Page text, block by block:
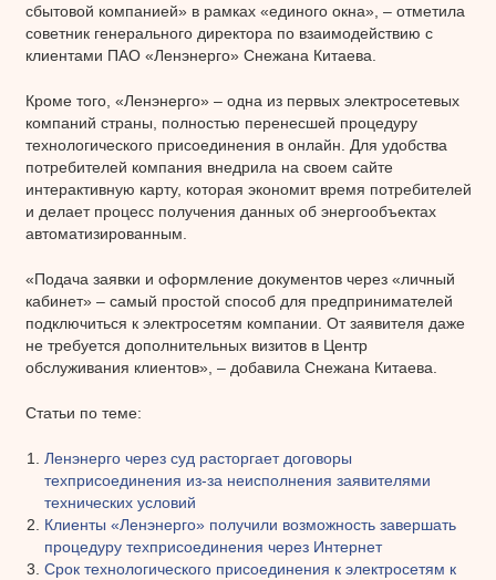
сбытовой компанией» в рамках «единого окна», – отметила
советник генерального директора по взаимодействию с
клиентами ПАО «Ленэнерго» Снежана Китаева.
Кроме того, «Ленэнерго» – одна из первых электросетевых
компаний страны, полностью перенесшей процедуру
технологического присоединения в онлайн. Для удобства
потребителей компания внедрила на своем сайте
интерактивную карту, которая экономит время потребителей
и делает процесс получения данных об энергообъектах
автоматизированным.
«Подача заявки и оформление документов через «личный
кабинет» – самый простой способ для предпринимателей
подключиться к электросетям компании. От заявителя даже
не требуется дополнительных визитов в Центр
обслуживания клиентов», – добавила Снежана Китаева.
Статьи по теме:
Ленэнерго через суд расторгает договоры
техприсоединения из-за неисполнения заявителями
технических условий
Клиенты «Ленэнерго» получили возможность завершать
процедуру техприсоединения через Интернет
Срок технологического присоединения к электросетям к